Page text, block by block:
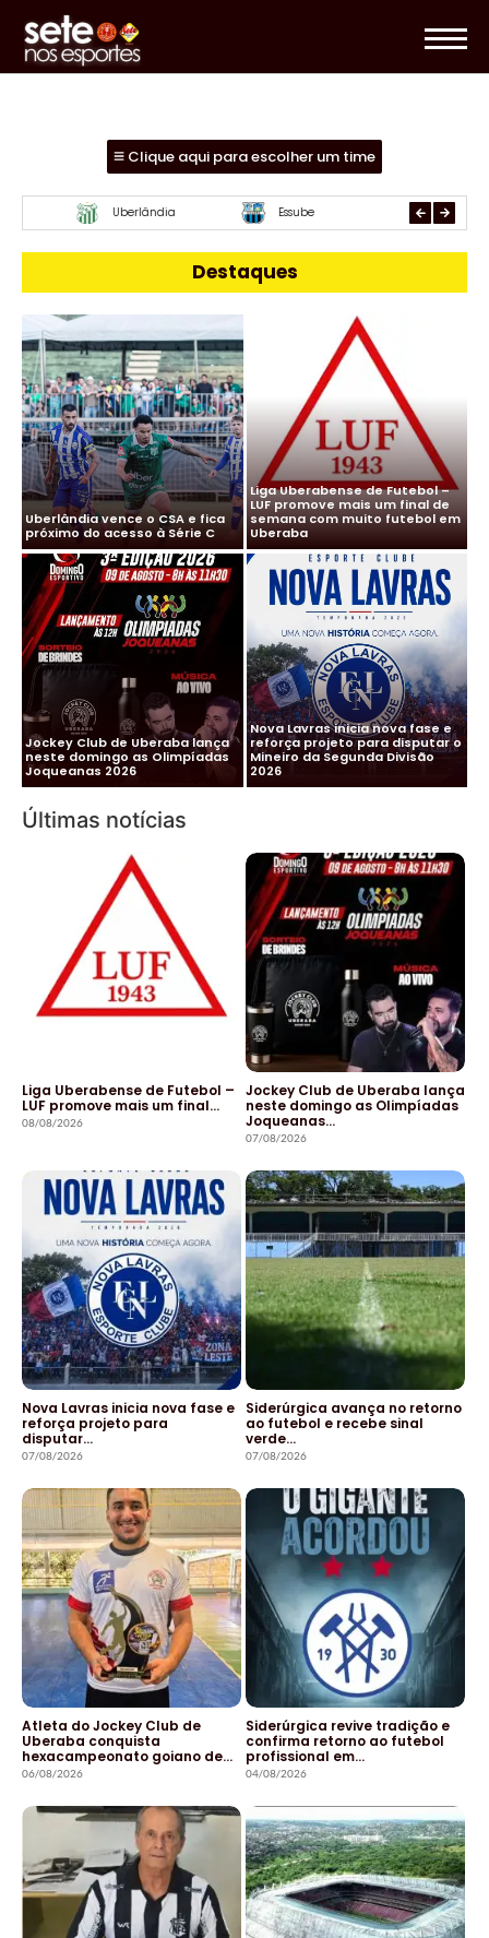
Clique aqui para escolher um time
Mamoré URT Paracatu
Destaques
Uberlândia vence o CSA e fica
próximo do acesso à Série C
Liga Uberabense de Futebol –
LUF promove mais um final de
semana com muito futebol em
Uberaba
Jockey Club de Uberaba lança
neste domingo as Olimpíadas
Joqueanas 2026
Nova Lavras inicia nova fase e
reforça projeto para disputar o
Mineiro da Segunda Divisão
2026
Últimas notícias
Liga Uberabense de Futebol –
LUF promove mais um final…
08/08/2026
Jockey Club de Uberaba lança
neste domingo as Olimpíadas
Joqueanas…
07/08/2026
Nova Lavras inicia nova fase e
reforça projeto para
disputar…
07/08/2026
Siderúrgica avança no retorno
ao futebol e recebe sinal
verde…
07/08/2026
Atleta do Jockey Club de
Uberaba conquista
hexacampeonato goiano de…
06/08/2026
Siderúrgica revive tradição e
confirma retorno ao futebol
profissional em…
04/08/2026